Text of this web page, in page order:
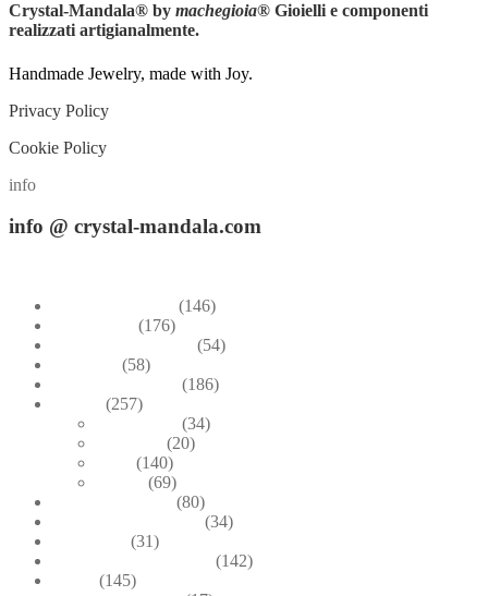
Crystal-Mandala® by machegioia® Gioielli e componenti
realizzati artigianalmente.
Handmade Jewelry, made with Joy.
Privacy Policy
Cookie Policy
info
info @ crystal-mandala.com
(146)
(176)
(54)
(58)
(186)
(257)
(34)
(20)
(140)
(69)
(80)
(34)
(31)
(142)
(145)